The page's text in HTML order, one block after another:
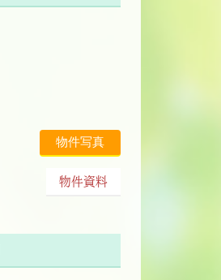
物件写真
物件資料